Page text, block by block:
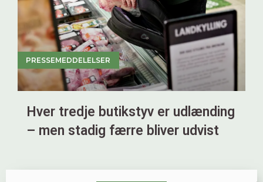
PRESSEMEDDELELSER
Hver tredje butikstyv er udlænding
– men stadig færre bliver udvist